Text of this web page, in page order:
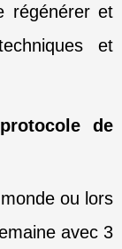
régénérer et
et
de
ou lors
avec 3